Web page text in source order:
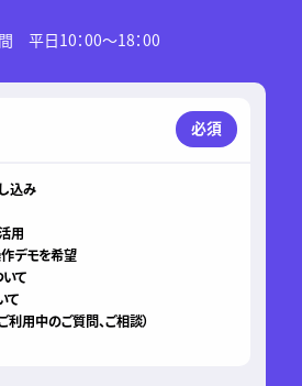
平日10：00～18：00
必須
込み
用
デモを希望
て
て
利用中のご質問、ご相談）